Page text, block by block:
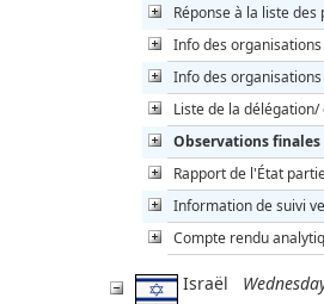
Réponse à la liste
Info des
Info des
Liste de la
Observations finales
Rapport de l'État
Information de suivi
Compte rendu
Israël